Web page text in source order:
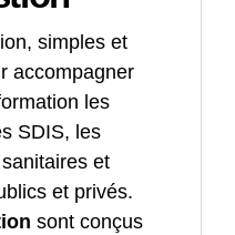
simples et
accompagner
les
SDIS, les
et
et privés.
sont conçus